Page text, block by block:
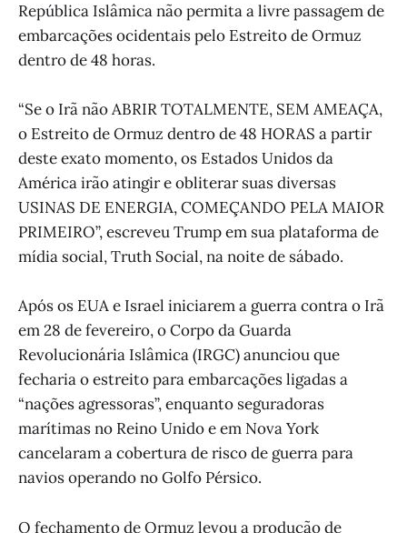
República Islâmica não permita a livre passagem de
embarcações ocidentais pelo Estreito de Ormuz
dentro de 48 horas.
“Se o Irã não ABRIR TOTALMENTE, SEM AMEAÇA,
o Estreito de Ormuz dentro de 48 HORAS a partir
deste exato momento, os Estados Unidos da
América irão atingir e obliterar suas diversas
USINAS DE ENERGIA, COMEÇANDO PELA MAIOR
PRIMEIRO”, escreveu Trump em sua plataforma de
mídia social, Truth Social, na noite de sábado.
Após os EUA e Israel iniciarem a guerra contra o Irã
em 28 de fevereiro, o Corpo da Guarda
Revolucionária Islâmica (IRGC) anunciou que
fecharia o estreito para embarcações ligadas a
“nações agressoras”, enquanto seguradoras
marítimas no Reino Unido e em Nova York
cancelaram a cobertura de risco de guerra para
navios operando no Golfo Pérsico.
O fechamento de Ormuz levou a produção de